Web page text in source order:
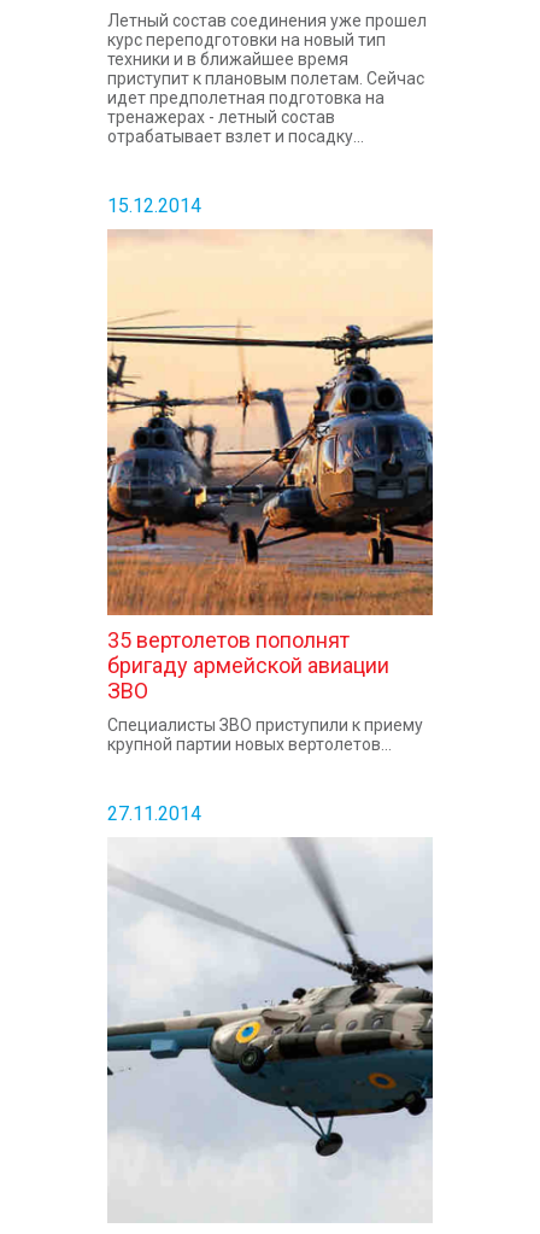
Летный состав соединения уже прошел
курс переподготовки на новый тип
техники и в ближайшее время
приступит к плановым полетам. Сейчас
идет предполетная подготовка на
тренажерах - летный состав
отрабатывает взлет и посадку...
15.12.2014
35 вертолетов пополнят
бригаду армейской авиации
ЗВО
Специалисты ЗВО приступили к приему
крупной партии новых вертолетов...
27.11.2014